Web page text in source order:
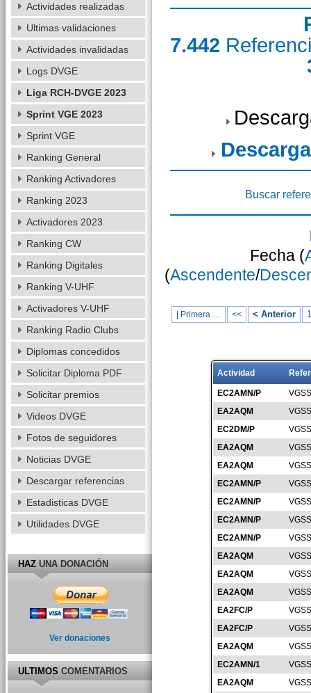
7.442
Buscar
Fecha (
(Ascendente/
| Primera … << < Anterior
Actividad
EC2AMN/P
EA2AQM
EC2DM/P
EA2AQM
EA2AQM
EC2AMN/P
EC2AMN/P
EC2AMN/P
EC2AMN/P
EA2AQM
EA2AQM
EA2AQM
EA2FC/P
EA2FC/P
EA2AQM
EC2AMN/1
EA2AQM
Actividades realizadas
Ultimas validaciones
Actividades invalidadas
Logs DVGE
Liga RCH-DVGE 2023
Sprint VGE 2023
Sprint VGE
Ranking General
Ranking Activadores
Ranking 2023
Activadores 2023
Ranking CW
Ranking Digitales
Ranking V-UHF
Activadores V-UHF
Ranking Radio Clubs
Diplomas concedidos
Solicitar Diploma PDF
Solicitar premios
Videos DVGE
Fotos de seguidores
Noticias DVGE
Descargar referencias
Estadisticas DVGE
Utilidades DVGE
HAZUNA DONACIÓN
Ver donaciones
ULTIMOSCOMENTARIOS